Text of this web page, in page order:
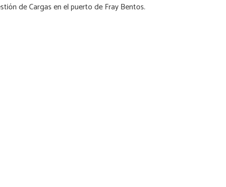
de Cargas en el puerto de Fray Bentos.